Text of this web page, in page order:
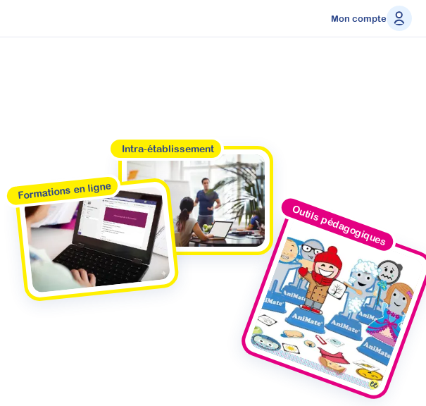
Mon compte
Outils pédagogiques
Intra-établissement
Formations en ligne